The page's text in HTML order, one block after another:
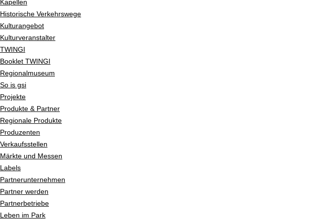
Kapellen
Historische Verkehrswege
Kulturangebot
Kulturveranstalter
TWINGI
Booklet TWINGI
Regionalmuseum
So is gsi
Projekte
Produkte & Partner
Regionale Produkte
Produzenten
Verkaufsstellen
Märkte und Messen
Labels
Partnerunternehmen
Partner werden
Partnerbetriebe
Leben im Park